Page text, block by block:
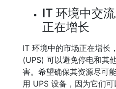
IT 环境中交
正在增长
IT 环境中的市场正在增长
(UPS) 可以避免停电和其
害。希望确保其资源尽可
用 UPS 设备，因为它们